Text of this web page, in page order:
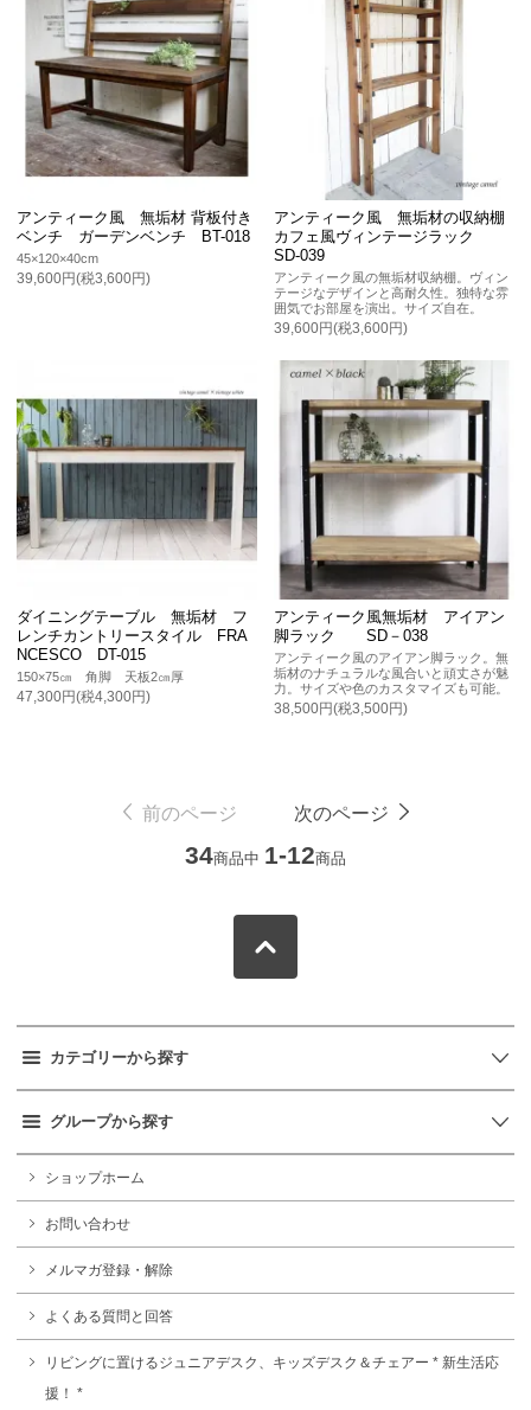
アンティーク風 無垢材 背板付き
ベンチ ガーデンベンチ BT-018
45×120×40cm
39,600円(税3,600円)
アンティーク風 無垢材の収納棚
カフェ風ヴィンテージラック
SD-039
アンティーク風の無垢材収納棚。ヴィン
テージなデザインと高耐久性。独特な雰
囲気でお部屋を演出。サイズ自在。
39,600円(税3,600円)
ダイニングテーブル 無垢材 フ
レンチカントリースタイル FRA
NCESCO DT-015
150×75㎝ 角脚 天板2㎝厚
47,300円(税4,300円)
アンティーク風無垢材 アイアン
脚ラック SD－038
アンティーク風のアイアン脚ラック。無
垢材のナチュラルな風合いと頑丈さが魅
力。サイズや色のカスタマイズも可能。
38,500円(税3,500円)
前のページ 次のページ
34商品中 1-12商品
カテゴリーから探す
グループから探す
ショップホーム
お問い合わせ
メルマガ登録・解除
よくある質問と回答
リビングに置けるジュニアデスク、キッズデスク＆チェアー * 新生活応
援！ *